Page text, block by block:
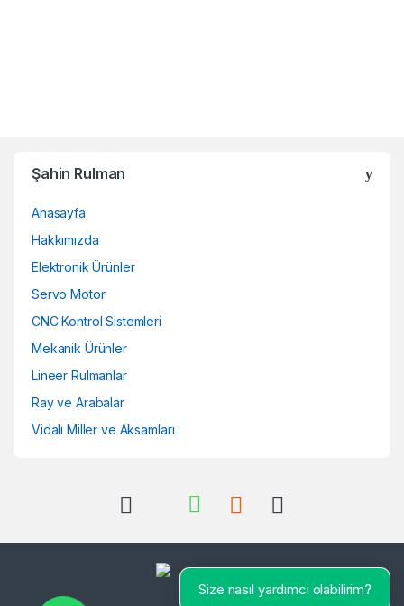
Şahin Rulman
Anasayfa
Hakkımızda
Elektronik Ürünler
Servo Motor
CNC Kontrol Sistemleri
Mekanik Ürünler
Lineer Rulmanlar
Ray ve Arabalar
Vidalı Miller ve Aksamları
Size nasıl yardımcı olabilirim?